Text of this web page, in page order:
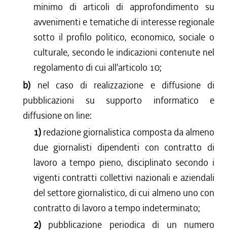
minimo di articoli di approfondimento su
avvenimenti e tematiche di interesse regionale
sotto il profilo politico, economico, sociale o
culturale, secondo le indicazioni contenute nel
regolamento di cui all'articolo 10;
b) nel caso di realizzazione e diffusione di
pubblicazioni su supporto informatico e
diffusione on line:
1) redazione giornalistica composta da almeno
due giornalisti dipendenti con contratto di
lavoro a tempo pieno, disciplinato secondo i
vigenti contratti collettivi nazionali e aziendali
del settore giornalistico, di cui almeno uno con
contratto di lavoro a tempo indeterminato;
2) pubblicazione periodica di un numero